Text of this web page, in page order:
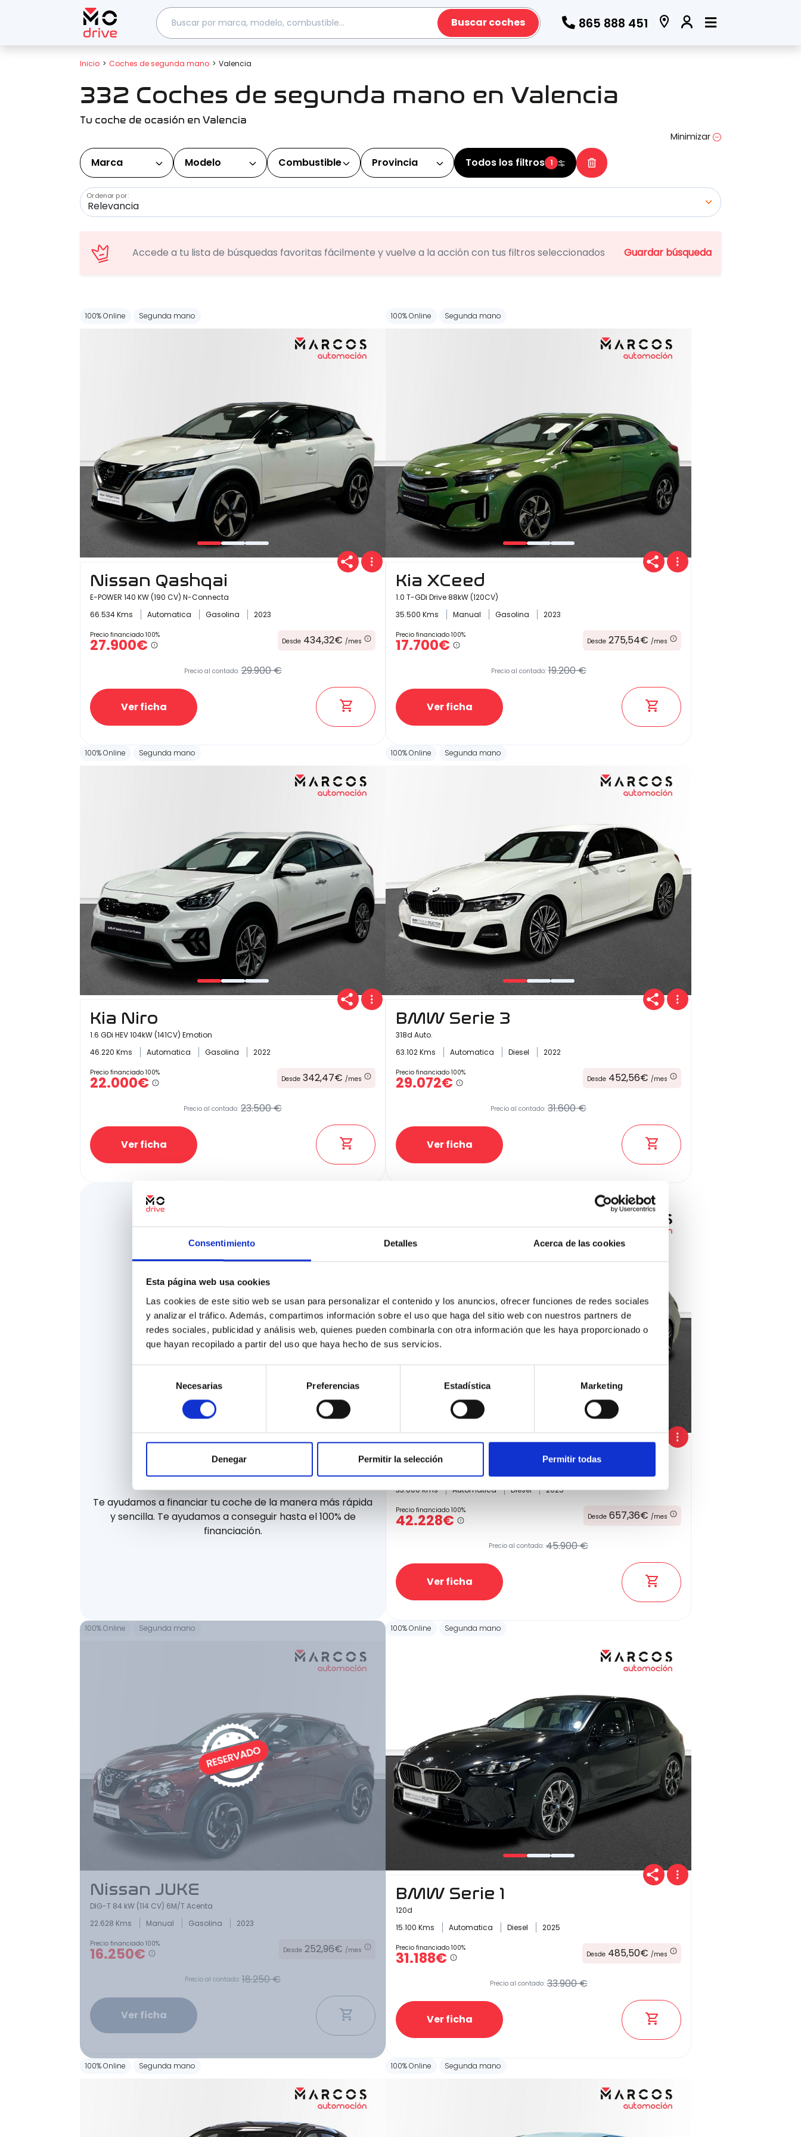
Consentimiento Detalles Acerca de las cookies
Esta página web usa cookies
Las cookies de este sitio web se usan para personalizar el contenido y los anuncios, ofrecer funciones de redes sociales
y analizar el tráfico. Además, compartimos información sobre el uso que haga del sitio web con nuestros partners de
redes sociales, publicidad y análisis web, quienes pueden combinarla con otra información que les haya proporcionado o
que hayan recopilado a partir del uso que haya hecho de sus servicios.
consentimiento
Necesarias Preferencias Estadística Marketing
Denegar Permitir la selección Permitir todas
Buscar coches 865 888 451
Inicio Coches de segunda mano Valencia
332 Coches de segunda mano en Valencia
Tu coche de ocasión en Valencia
Minimizar
Todos los filtros 1
Marca Modelo Combustible Provincia
Ordenar por:
Todos los filtros
Modelo
Ofertas
Cuota
Año
Kilómetros
Combustible
Etiqueta medioambiental
Potencia
Provincia
Transmisión
Ver los 332 coches
Accede a tu lista de búsquedas favoritas fácilmente y vuelve a la acción con tus filtros seleccionados Guardar búsqueda
100% Online Segunda mano
Nissan Qashqai
E-POWER 140 KW (190 CV) N-Connecta
66.534 Kms
Automatica Gasolina 2023
Precio financiado 100%
27.900€ Desde 434,32€ /mes
Precio al contado: 29.900 €
Ver ficha
100% Online Segunda mano
Kia XCeed
1.0 T-GDi Drive 88kW (120CV)
35.500 Kms
Manual Gasolina 2023
Precio financiado 100%
17.700€ Desde 275,54€ /mes
Precio al contado: 19.200 €
Ver ficha
100% Online Segunda mano
Kia Niro
1.6 GDi HEV 104kW (141CV) Emotion
46.220 Kms
Automatica Gasolina 2022
Precio financiado 100%
22.000€ Desde 342,47€ /mes
Precio al contado: 23.500 €
Ver ficha
100% Online Segunda mano
BMW Serie 3
318d Auto.
63.102 Kms
Automatica Diesel 2022
Precio financiado 100%
29.072€ Desde 452,56€ /mes
Precio al contado: 31.600 €
Ver ficha
La mejor financiación
Te ayudamos a financiar tu coche de la manera más rápida
y sencilla. Te ayudamos a conseguir hasta el 100% de
financiación.
BMW Serie 3
320d xDrive Automática Touring
33.000 Kms
Automatica Diesel 2025
Precio financiado 100%
42.228€ Desde 657,36€ /mes
Precio al contado: 45.900 €
Ver ficha
100% Online Segunda mano
Nissan JUKE
DIG-T 84 kW (114 CV) 6M/T Acenta
22.628 Kms
Manual Gasolina 2023
Precio financiado 100%
16.250€ Desde 252,96€ /mes
Precio al contado: 18.250 €
Ver ficha
100% Online Segunda mano
BMW Serie 1
120d
15.100 Kms
Automatica Diesel 2025
Precio financiado 100%
31.188€ Desde 485,50€ /mes
Precio al contado: 33.900 €
Ver ficha
100% Online Segunda mano 100% Online Segunda mano